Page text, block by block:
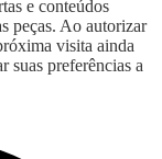
e conteúdos
peças. Ao autorizar
visita ainda
suas preferências a